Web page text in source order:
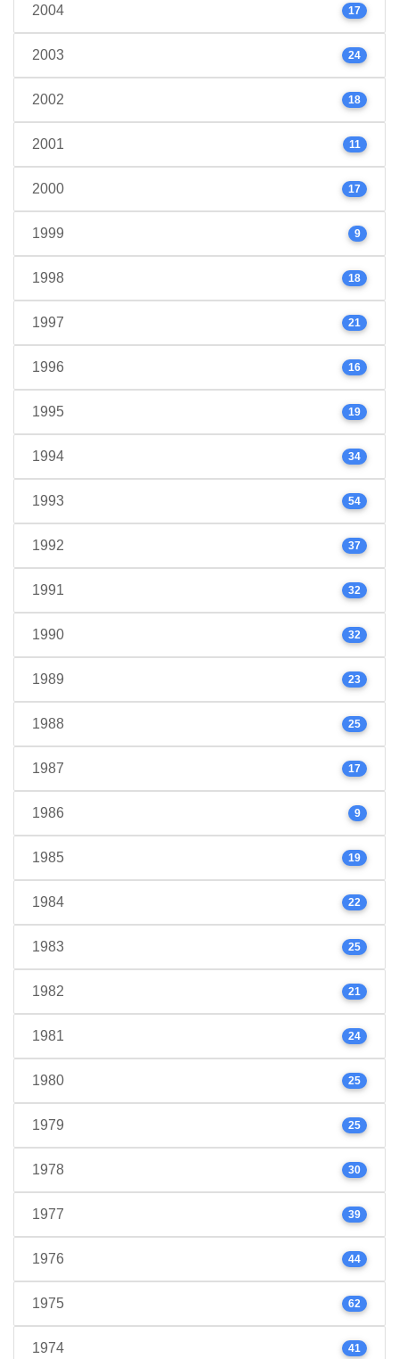
2004 17
2003 24
2002 18
2001 11
2000 17
1999 9
1998 18
1997 21
1996 16
1995 19
1994 34
1993 54
1992 37
1991 32
1990 32
1989 23
1988 25
1987 17
1986 9
1985 19
1984 22
1983 25
1982 21
1981 24
1980 25
1979 25
1978 30
1977 39
1976 44
1975 62
1974 41